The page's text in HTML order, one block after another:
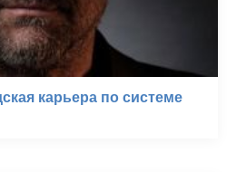
карьера по системе